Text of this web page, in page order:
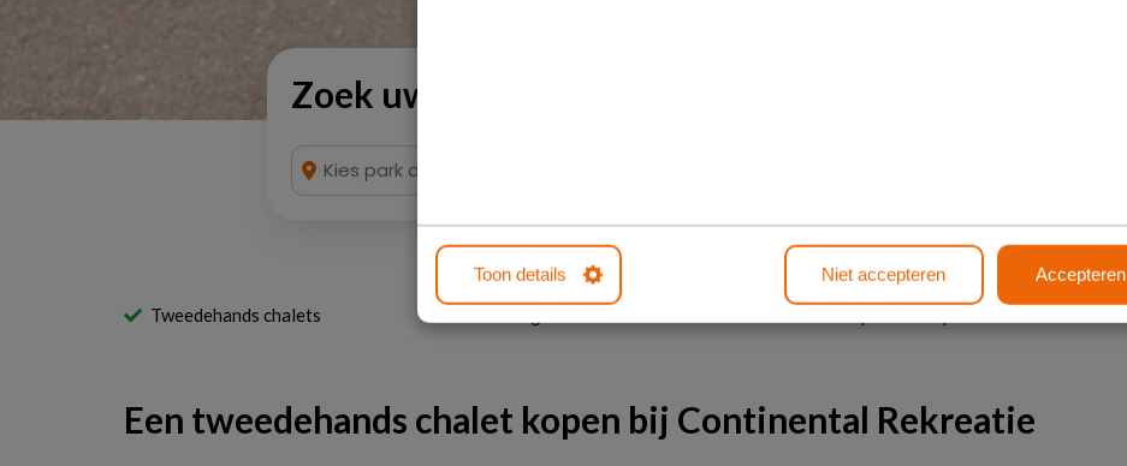
Toon details Niet accepteren Accepteren
Zoek uw tweedehands chalet
Tweedehands chalets
Een tweedehands chalet kopen bij Continental Rekreatie